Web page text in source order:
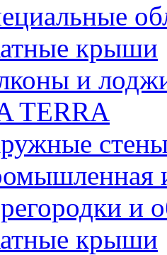
крыши
и
TERRA
и
крыши